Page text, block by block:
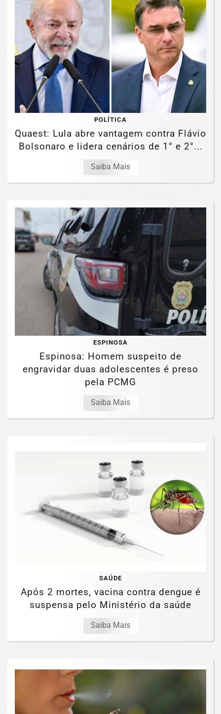
POLÍTICA
Quaest: Lula abre vantagem contra Flávio
Bolsonaro e lidera cenários de 1° e 2°...
Saiba Mais
ESPINOSA
Espinosa: Homem suspeito de
engravidar duas adolescentes é preso
pela PCMG
Saiba Mais
SAÚDE
Após 2 mortes, vacina contra dengue é
suspensa pelo Ministério da saúde
Saiba Mais